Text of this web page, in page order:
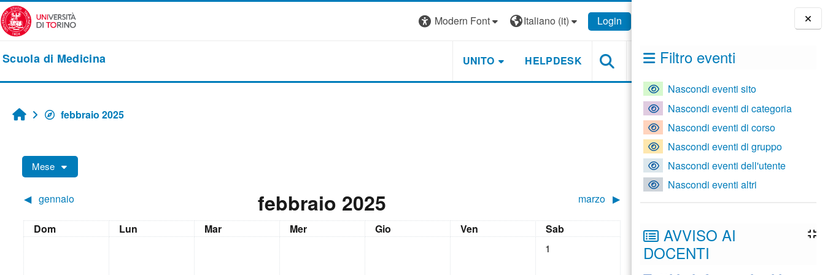
Vai al contenuto principale
Blocchi
Filtro eventi
Nascondi eventi sito
Nascondi eventi di categoria
Nascondi eventi di corso
Nascondi eventi di gruppo
Nascondi eventi dell'utente
Nascondi eventi altri
AVVISO AI
DOCENTI
Modern Font Italiano ‎(it)‎ Login
Scuola di Medicina UNITO HELPDESK
Homefebbraio 2025
Mese
◀︎ gennaio febbraio 2025 marzo ▶︎
Domenica
Dom Lunedi
Lun Martedì
Mar Mercoledì
Mer Giovedì
Gio Venerdì
Ven Sabato
Sab
Nessun evento, sabato 1 febbraio
1